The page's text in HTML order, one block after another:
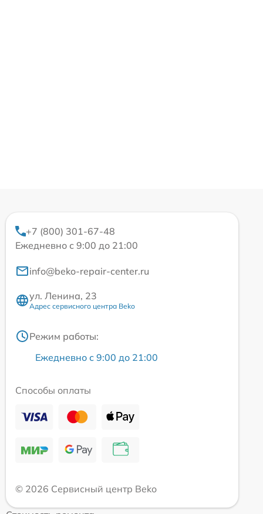
+7 (800) 301-67-48
Ежедневно с 9:00 до 21:00
info@beko-repair-center.ru
ул. Ленина, 23
Адрес сервисного центра Beko
Режим работы:
Ежедневно с 9:00 до 21:00
Способы оплаты
© 2026 Сервисный центр Beko